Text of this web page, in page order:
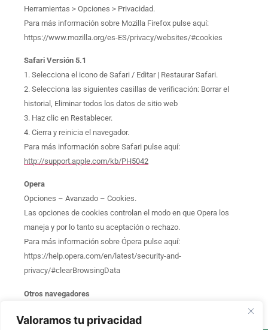
Valoramos tu privacidad
Herramientas > Opciones > Privacidad.
Para más información sobre Mozilla Firefox pulse aquí:
https://www.mozilla.org/es-ES/privacy/websites/#cookies
Safari Versión 5.1
1. Selecciona el icono de Safari / Editar | Restaurar Safari.
2. Selecciona las siguientes casillas de verificación: Borrar el
historial, Eliminar todos los datos de sitio web
3. Haz clic en Restablecer.
4. Cierra y reinicia el navegador.
Para más información sobre Safari pulse aquí:
http://support.apple.com/kb/PH5042
Opera
Opciones – Avanzado – Cookies.
Las opciones de cookies controlan el modo en que Opera los
maneja y por lo tanto su aceptación o rechazo.
Para más información sobre Ópera pulse aquí:
https://help.opera.com/en/latest/security-and-
privacy/#clearBrowsingData
Otros navegadores